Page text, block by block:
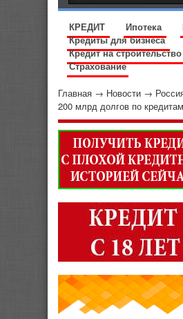
КРЕДИТ Ипотека
Кредиты для бизнеса
Кредит на строительство
Страхование
Главная → Новости →
200 млрд долгов по кредитам